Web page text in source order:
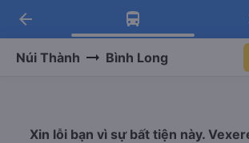
Tải app Vexere ngay!
Nhận ưu đãi thành viên độc
Tải app Vexere
-30k/ghế khi đặt vé máy bay
arrow_back
Núi Thành Bình Long
Xin lỗi bạn vì sự bất tiện này.